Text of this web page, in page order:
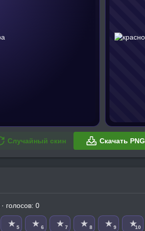
Случайный скин Скачать PNG
· голосов: 0
★ 5 ★ 6 ★ 7 ★ 8 ★ 9 ★10